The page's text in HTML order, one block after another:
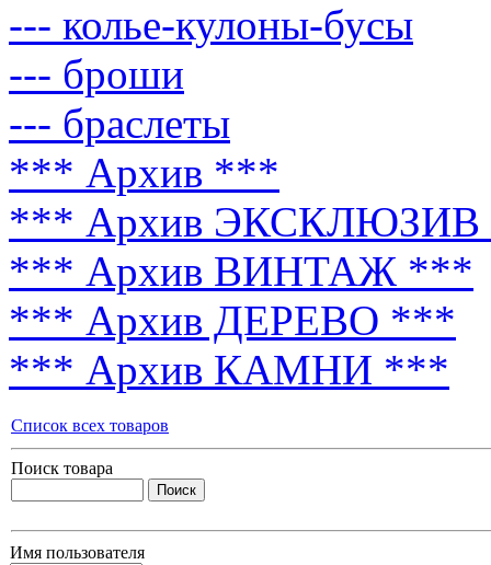
--- колье-кулоны-бусы
--- броши
--- браслеты
*** Архив ***
*** Архив
*** Архив ВИНТАЖ ***
*** Архив ДЕРЕВО ***
*** Архив КАМНИ ***
Список всех товаров
Поиск товара
Имя пользователя